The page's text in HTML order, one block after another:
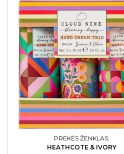
PREKĖS ŽENKLAS:
HEATHCOTE & IVORY